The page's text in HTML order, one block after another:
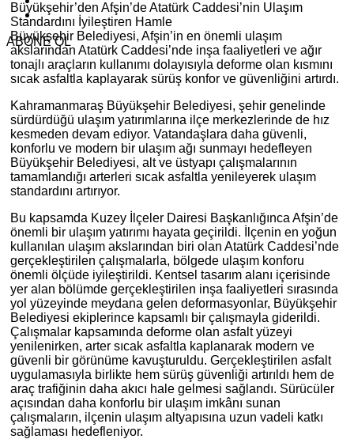
ABONE OL
Büyükşehir’den Afşin’de Atatürk Caddesi’nin Ulaşım
Standardını İyileştiren Hamle
Büyükşehir Belediyesi, Afşin’in en önemli ulaşım
akslarından Atatürk Caddesi’nde inşa faaliyetleri ve ağır
tonajlı araçların kullanımı dolayısıyla deforme olan kısmını
sıcak asfaltla kaplayarak sürüş konfor ve güvenliğini artırdı.
Kahramanmaraş Büyükşehir Belediyesi, şehir genelinde
sürdürdüğü ulaşım yatırımlarına ilçe merkezlerinde de hız
kesmeden devam ediyor. Vatandaşlara daha güvenli,
konforlu ve modern bir ulaşım ağı sunmayı hedefleyen
Büyükşehir Belediyesi, alt ve üstyapı çalışmalarının
tamamlandığı arterleri sıcak asfaltla yenileyerek ulaşım
standardını artırıyor.
Bu kapsamda Kuzey İlçeler Dairesi Başkanlığınca Afşin’de
önemli bir ulaşım yatırımı hayata geçirildi. İlçenin en yoğun
kullanılan ulaşım akslarından biri olan Atatürk Caddesi’nde
gerçekleştirilen çalışmalarla, bölgede ulaşım konforu
önemli ölçüde iyileştirildi. Kentsel tasarım alanı içerisinde
yer alan bölümde gerçekleştirilen inşa faaliyetleri sırasında
yol yüzeyinde meydana gelen deformasyonlar, Büyükşehir
Belediyesi ekiplerince kapsamlı bir çalışmayla giderildi.
Çalışmalar kapsamında deforme olan asfalt yüzeyi
yenilenirken, arter sıcak asfaltla kaplanarak modern ve
güvenli bir görünüme kavuşturuldu. Gerçekleştirilen asfalt
uygulamasıyla birlikte hem sürüş güvenliği artırıldı hem de
araç trafiğinin daha akıcı hale gelmesi sağlandı. Sürücüler
açısından daha konforlu bir ulaşım imkânı sunan
çalışmaların, ilçenin ulaşım altyapısına uzun vadeli katkı
sağlaması hedefleniyor.